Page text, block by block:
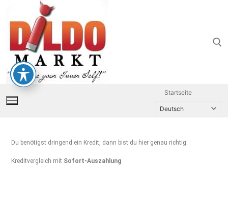
Startseite
Du benötigst dringend ein Kredit, dann bist du hier genau richtig.
Kreditvergleich mit Sofort-Auszahlung